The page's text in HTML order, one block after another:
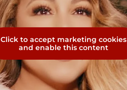
Click to accept marketing cookies
and enable this content